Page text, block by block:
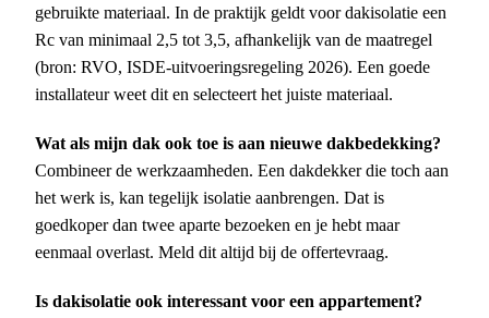
gebruikte materiaal. In de praktijk geldt voor dakisolatie een
Rc van minimaal 2,5 tot 3,5, afhankelijk van de maatregel
(bron: RVO, ISDE-uitvoeringsregeling 2026). Een goede
installateur weet dit en selecteert het juiste materiaal.
Wat als mijn dak ook toe is aan nieuwe dakbedekking?
Combineer de werkzaamheden. Een dakdekker die toch aan
het werk is, kan tegelijk isolatie aanbrengen. Dat is
goedkoper dan twee aparte bezoeken en je hebt maar
eenmaal overlast. Meld dit altijd bij de offertevraag.
Is dakisolatie ook interessant voor een appartement?